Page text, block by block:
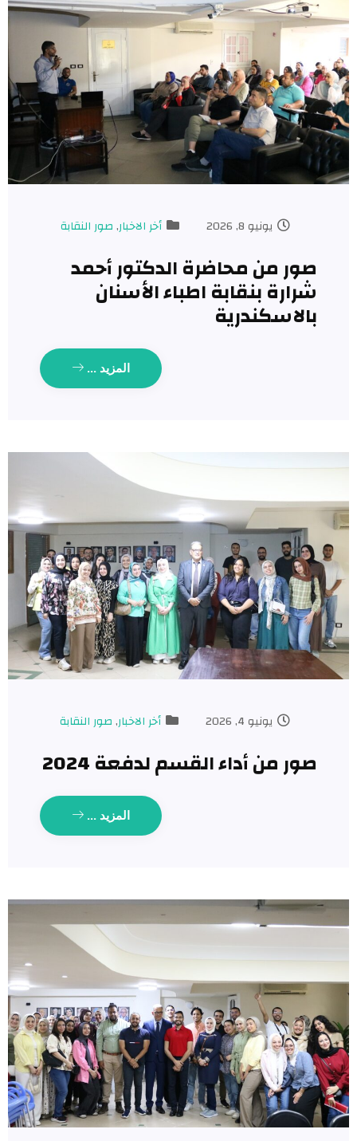
يونيو 8, 2026 أخر الاخبار,صور النقابة
صور من محاضرة الدكتور أحمد
شرارة بنقابة اطباء الأسنان
بالاسكندرية
المزيد ...
يونيو 4, 2026 أخر الاخبار,صور النقابة
صور من أداء القسم لدفعة 2024
المزيد ...